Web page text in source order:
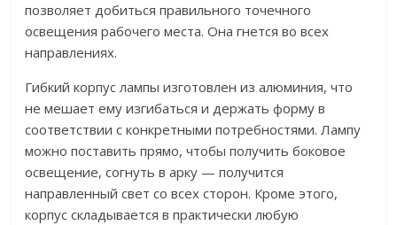
позволяет добиться правильного точечного
освещения рабочего места. Она гнется во всех
направлениях.
Гибкий корпус лампы изготовлен из алюминия, что
не мешает ему изгибаться и держать форму в
соответствии с конкретными потребностями. Лампу
можно поставить прямо, чтобы получить боковое
освещение, согнуть в арку — получится
направленный свет со всех сторон. Кроме этого,
корпус складывается в практически любую